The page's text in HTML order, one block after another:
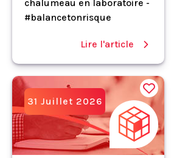
chalumeau en laboratoire -
#balancetonrisque
Lire l'article
31 Juillet 2026